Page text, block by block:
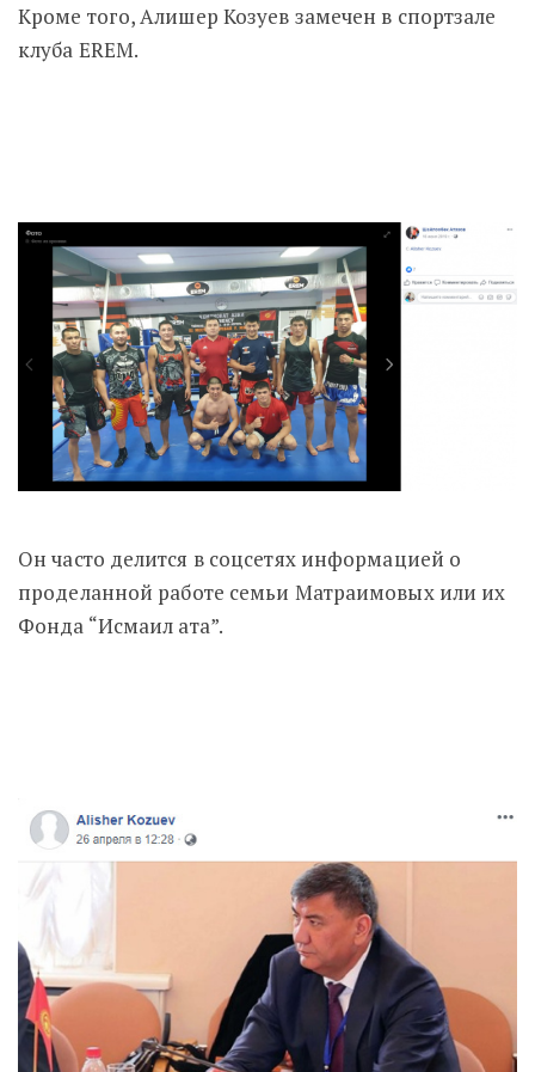
Кроме того, Алишер Козуев замечен в спортзале
клуба EREM.
Он часто делится в соцсетях информацией о
проделанной работе семьи Матраимовых или их
Фонда “Исмаил ата”.